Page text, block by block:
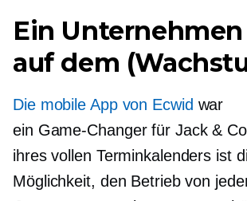
Ein
auf dem
Die mobile App von Ecwid war
ein Game-Changerfür Jack &
ihres vollen Terminkalenders ist
Möglichkeit, den Betrieb von